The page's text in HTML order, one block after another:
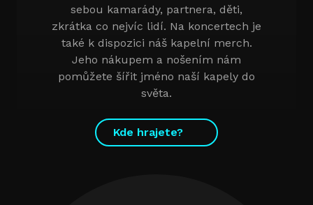
sebou kamarády, partnera, děti,
zkrátka co nejvíc lidí. Na koncertech je
také k dispozici náš kapelní merch.
Jeho nákupem a nošením nám
pomůžete šířit jméno naší kapely do
světa.
Kde hrajete?